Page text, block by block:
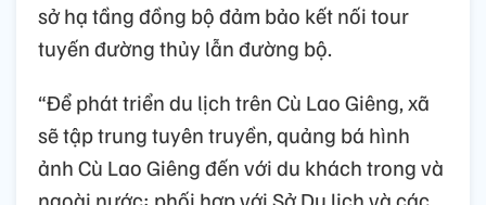
sở hạ tầng đồng bộ đảm bảo kết nối tour
tuyến đường thủy lẫn đường bộ.
“Để phát triển du lịch trên Cù Lao Giêng, xã
sẽ tập trung tuyên truyền, quảng bá hình
ảnh Cù Lao Giêng đến với du khách trong và